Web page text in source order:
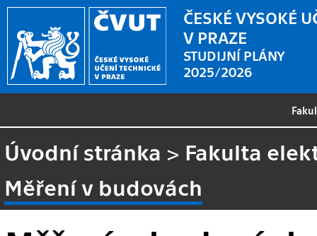
ČESKÉ VYSOKÉ
V PRAZE
STUDIJNÍ PLÁNY
2025/2026
Úvodní stránka > Fakulta
Měření v budovách